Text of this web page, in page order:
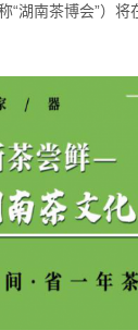
“湖南茶博会”）将